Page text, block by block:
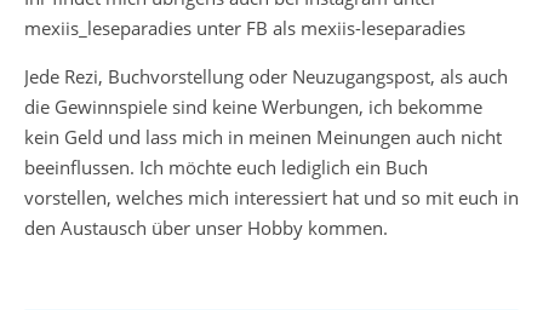
mexiis_leseparadies unter FB als mexiis-leseparadies
Jede Rezi, Buchvorstellung oder Neuzugangspost, als auch
die Gewinnspiele sind keine Werbungen, ich bekomme
kein Geld und lass mich in meinen Meinungen auch nicht
beeinflussen. Ich möchte euch lediglich ein Buch
vorstellen, welches mich interessiert hat und so mit euch in
den Austausch über unser Hobby kommen.